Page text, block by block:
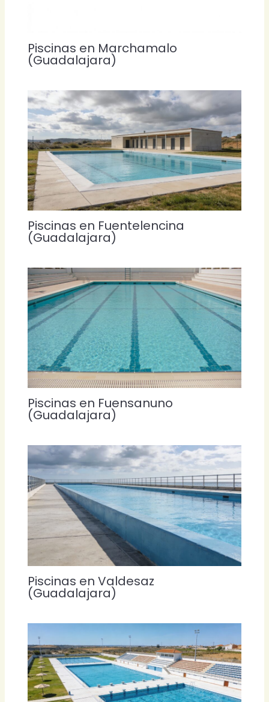
Piscinas en Marchamalo
(Guadalajara)
Piscinas en Fuentelencina
(Guadalajara)
Piscinas en Fuensanuno
(Guadalajara)
Piscinas en Valdesaz
(Guadalajara)